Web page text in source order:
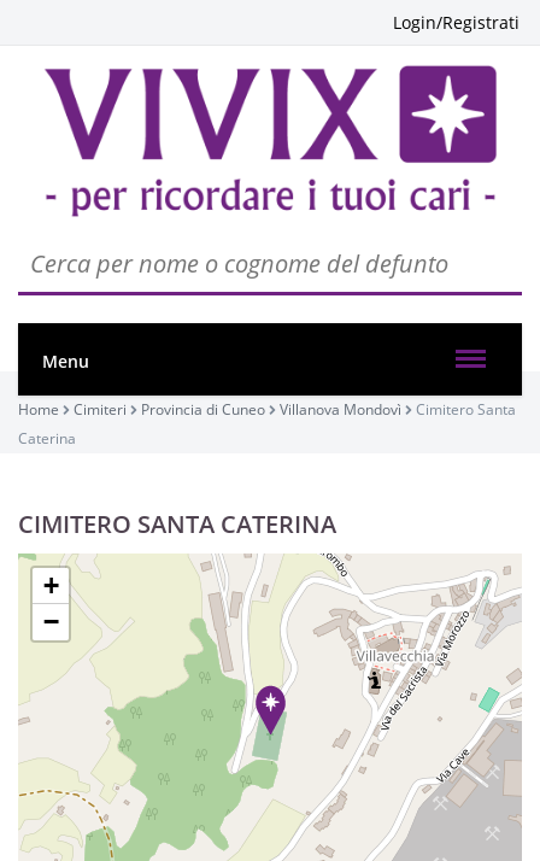
Login/Registrati
Menu
Home Cimiteri Provincia di Cuneo Villanova Mondovì
Cimitero Santa
Caterina
CIMITERO SANTA CATERINA
+
−